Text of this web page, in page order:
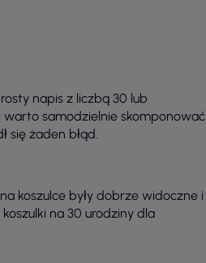
napis z liczbą 30 lub
warto samodzielnie skomponować
się żaden błąd.
koszulce były dobrze widoczne i
na 30 urodziny dla